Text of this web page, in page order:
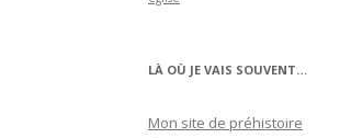
LÀ OÙ JE VAIS SOUVENT…
Mon site de préhistoire